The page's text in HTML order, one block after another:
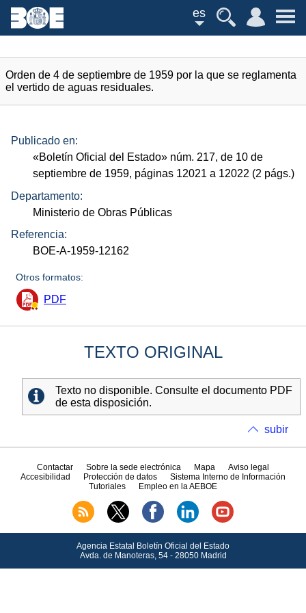
es
Orden de 4 de septiembre de 1959 por la que se reglamenta
el vertido de aguas residuales.
Publicado en:
«Boletín Oficial del Estado» núm. 217, de 10 de
septiembre de 1959, páginas 12021 a 12022 (2 págs.)
Departamento:
Ministerio de Obras Públicas
Referencia:
BOE-A-1959-12162
Otros formatos:
PDF
TEXTO ORIGINAL
Texto no disponible. Consulte el documento PDF
de esta disposición.
subir
Contactar Sobre la sede electrónica Mapa
Aviso legal
Accesibilidad
Protección de datos
Sistema Interno de Información
Tutoriales
Empleo en la AEBOE
Agencia Estatal Boletín Oficial del Estado
Avda.de Manoteras, 54 - 28050 Madrid